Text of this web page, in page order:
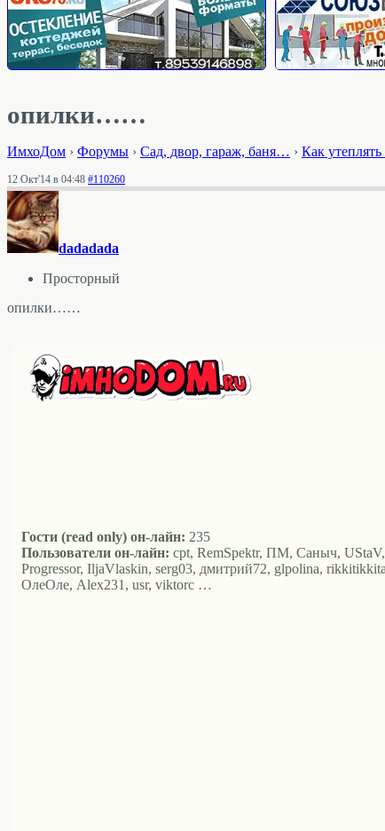
опилки……
ИмхоДом › Форумы › Cад, двор, гараж, баня… › Как
12 Окт'14 в 04:48 #110260
dadadada
Просторный
опилки……
Гости (read only) он-лайн: 235
Пользователи он-лайн: cpt, RemSpektr, ПМ, Саныч,
Progressor, IljaVlaskin, serg03, дмитрий72, glpolina,
ОлеОле, Alex231, usr, viktorc …